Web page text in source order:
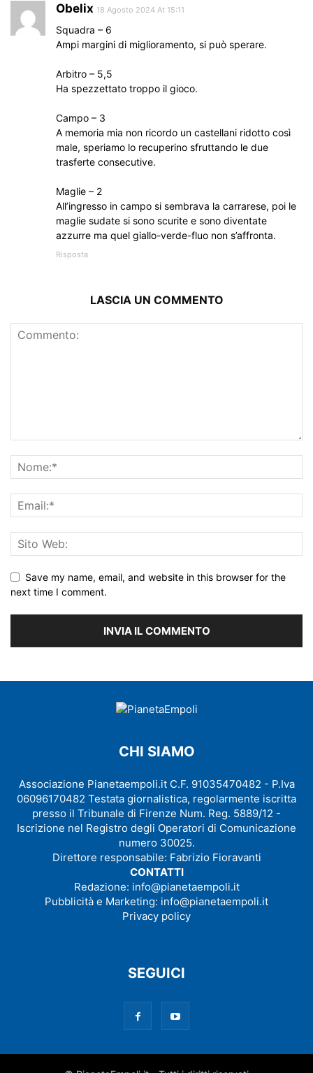
Obelix 18 Agosto 2024 At 15:11
Squadra – 6
Ampi margini di miglioramento, si può sperare.
Arbitro – 5,5
Ha spezzettato troppo il gioco.
Campo – 3
A memoria mia non ricordo un castellani ridotto così
male, speriamo lo recuperino sfruttando le due
trasferte consecutive.
Maglie – 2
All’ingresso in campo si sembrava la carrarese, poi le
maglie sudate si sono scurite e sono diventate
azzurre ma quel giallo-verde-fluo non s’affronta.
Risposta
LASCIA UN COMMENTO
Save my name, email, and website in this browser for the
next time I comment.
CHI SIAMO
Associazione Pianetaempoli.it C.F. 91035470482 - P.Iva
06096170482 Testata giornalistica, regolarmente iscritta
presso il Tribunale di Firenze Num. Reg. 5889/12 -
Iscrizione nel Registro degli Operatori di Comunicazione
numero 30025.
Direttore responsabile: Fabrizio Fioravanti
CONTATTI
Redazione: info@pianetaempoli.it
Pubblicità e Marketing: info@pianetaempoli.it
Privacy policy
SEGUICI